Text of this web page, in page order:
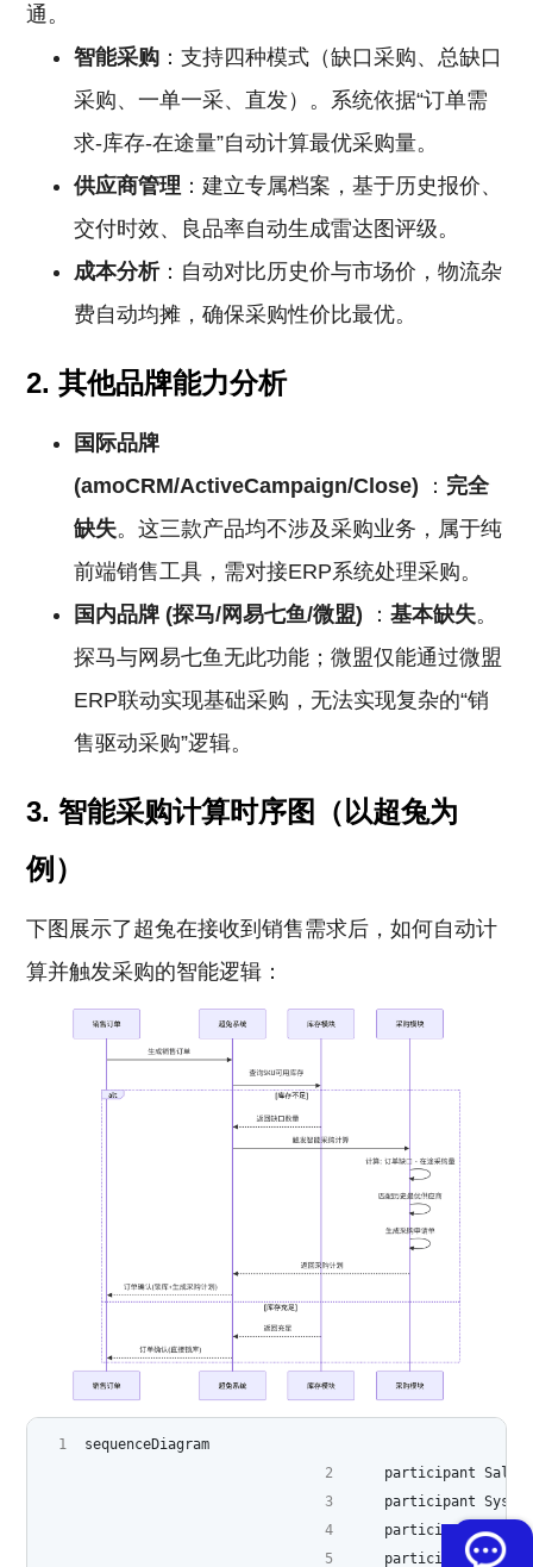
通。
智能采购 ：支持四种模式（缺口采购、总缺口
采购、一单一采、直发）。系统依据“订单需
求-库存-在途量”自动计算最优采购量。
供应商管理 ：建立专属档案，基于历史报价、
交付时效、良品率自动生成雷达图评级。
成本分析：自动对比历史价与市场价，物流杂
费自动均摊，确保采购性价比最优。
2. 其他品牌能力分析
国际品牌
(amoCRM/ActiveCampaign/Close) ： 完全
缺失。这三款产品均不涉及采购业务，属于纯
前端销售工具，需对接ERP系统处理采购。
国内品牌 (探马/网易七鱼/微盟) ：基本缺失。
探马与网易七鱼无此功能；微盟仅能通过微盟
ERP联动实现基础采购，无法实现复杂的“销
售驱动采购”逻辑。
3. 智能采购计算时序图（以超兔为
例）
下图展示了超兔在接收到销售需求后，如何自动计
算并触发采购的智能逻辑：
sequenceDiagram
participant Sales
participant
participant
participant